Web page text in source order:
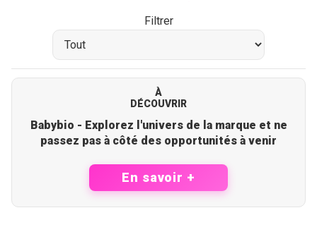
Filtrer
À
DÉCOUVRIR
Babybio - Explorez l'univers de la marque et ne
passez pas à côté des opportunités à venir
En savoir +